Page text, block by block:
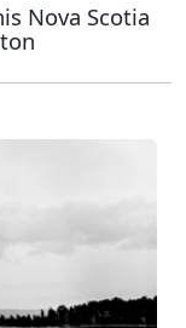
Nova Scotia